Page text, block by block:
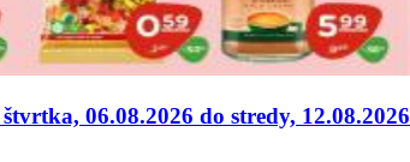
06.08.2026 do stredy, 12.08.2026